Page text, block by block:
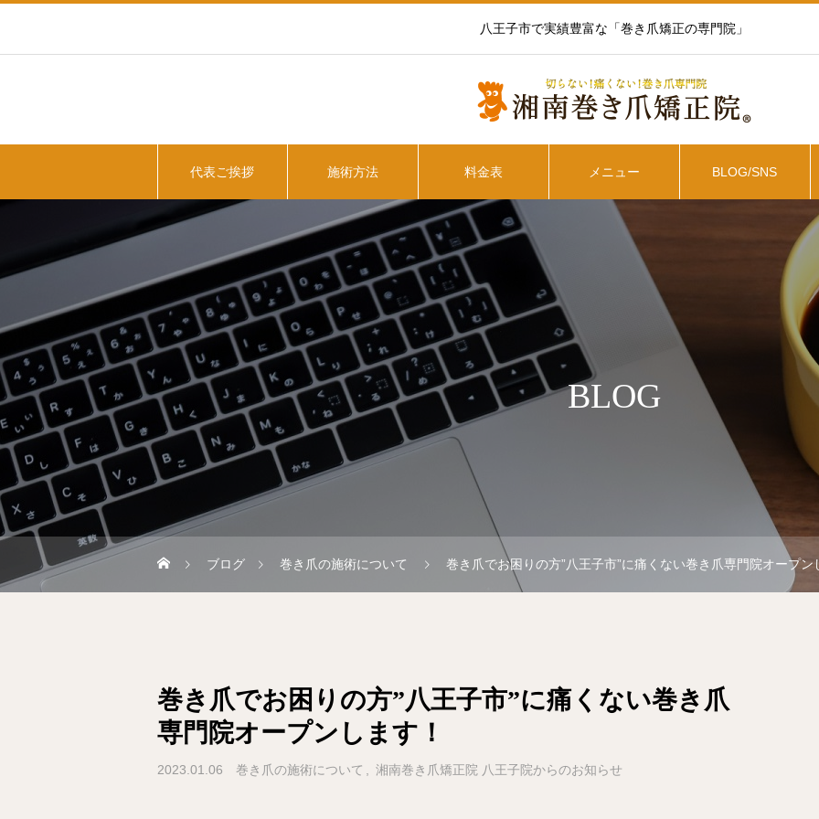
八王子市で実績豊富な「巻き爪矯正の専門院」
代表ご挨拶 施術方法 料金表 メニュー BLOG/SNS
BLOG
ブログ 巻き爪の施術について 巻き爪でお困りの方”八王子市”に痛くない巻き爪専門院オープン
巻き爪でお困りの方”八王子市”に痛くない巻き爪
専門院オープンします！
2023.01.06 巻き爪の施術について 湘南巻き爪矯正院 八王子院からのお知らせ